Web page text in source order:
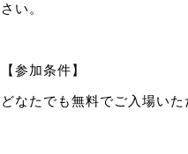
さい。
【参加条件】
どなたでも無料でご入場いた